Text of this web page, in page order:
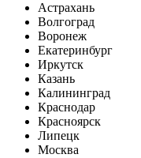
Астрахань
Волгоград
Воронеж
Екатеринбург
Иркутск
Казань
Калининград
Краснодар
Красноярск
Липецк
Москва